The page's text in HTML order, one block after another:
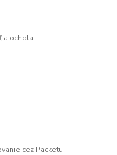
a ochota
cez Packetu